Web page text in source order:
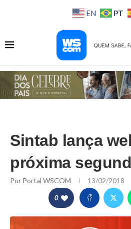
EN PT
Sintab lança
próxima
Por Portal WSCOM 13/02/2018
0